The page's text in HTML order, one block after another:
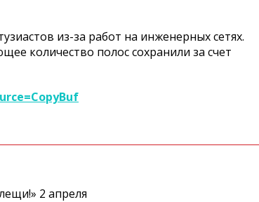
из-за работ на инженерных сетях.
количество полос сохранили за счет
2 апреля